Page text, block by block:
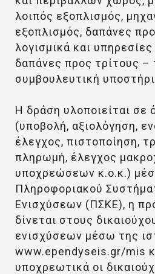
λοιπός εξοπλισμός,
εξοπλισμός, δαπάνες
λογισμικά και
δαπάνες προς τρίτους –
συμβουλευτική
Η δράση υλοποιείται σε
(υποβολή, αξιολόγηση,
έλεγχος, πιστοποίηση,
πληρωμή, έλεγχος
υποχρεώσεων κ.ο.κ.)
Πληροφοριακού
Ενισχύσεων (ΠΣΚΕ), η
δίνεται στους
ενισχύσεων μέσω της
www.ependyseis.gr/mis
υποχρεωτικά οι